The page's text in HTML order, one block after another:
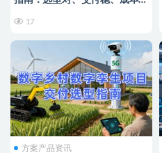
17
方案产品资讯